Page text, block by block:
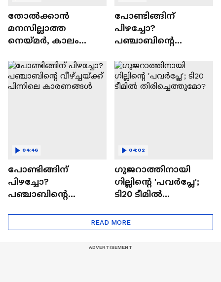
തോല്‍ക്കാൻ
മനസില്ലാത്ത
നെയ്മർ, കാലം
ഒരുക്കിയിരിക്കുന്നു;
പ്രതീക്ഷകാക്കുമോ
സുല്‍ത്താൻ |
പോണ്ടിങ്ങിന്
പിഴച്ചോ?
പഞ്ചാബിന്റെ
കാരണങ്ങള്‍ | Punjab
Kings | IPL 2026
പോണ്ടിങ്ങിന്
പിഴച്ചോ?
പഞ്ചാബിന്റെ
04:46
ഗുജറാത്തിനായി
ഗില്ലിന്റെ 'പവര്‍പ്ലേ';
ടി20 ടീമില്‍
04:02
READ MORE